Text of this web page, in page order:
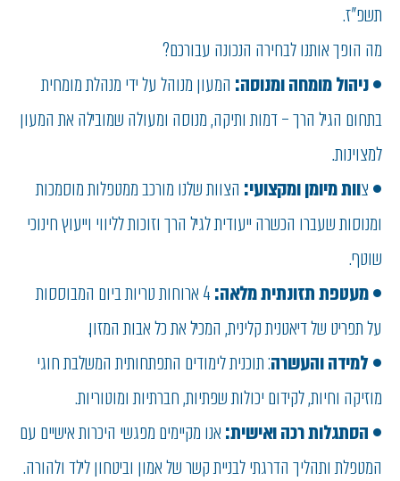
תשפ"ז.
מה הופך אותנו לבחירה הנכונה עבורכם?
•ניהול מומחה ומנוסה: המעון מנוהל על ידי מנהלת מומחית
בתחום הגיל הרך – דמות ותיקה, מנוסה ומעולה שמובילה את המעון
למצוינות..
• צוות מיומן ומקצועי: הצוות שלנו מורכב ממטפלות מוסמכות
ומנוסות שעברו הכשרה ייעודית לגיל הרך וזוכות לליווי וייעוץ חינוכי
שוטף.
•מעטפת תזונתית מלאה:
4 ארוחות טריות ביום המבוססות
על תפריט של דיאטנית קלינית, המכיל את כל אבות המזון.
•למידה והעשרה: תוכנית לימודים התפתחותית המשלבת חוגי
מוזיקה וחיות, לקידום יכולות שפתיות, חברתיות ומוטוריות.
•הסתגלות רכה ואישית:אנו מקיימים מפגשי היכרות אישיים עם
המטפלת ותהליך הדרגתי לבניית קשר של אמון וביטחון לילד ולהורה.